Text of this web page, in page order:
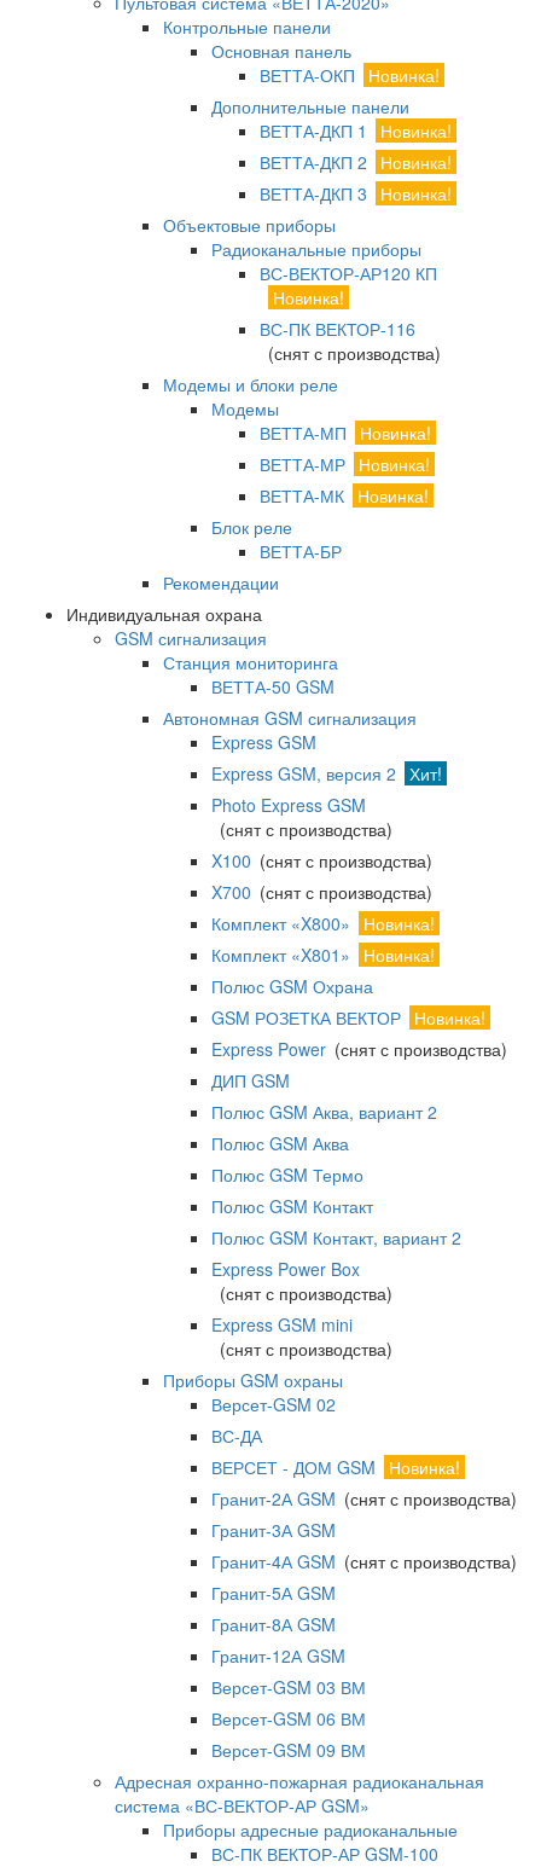
Контрольные панели
Основная панель
ВЕТТА-ОКП
Новинка!
Дополнительные панели
ВЕТТА-ДКП 1
Новинка!
ВЕТТА-ДКП 2
Новинка!
ВЕТТА-ДКП 3
Новинка!
Объектовые приборы
Радиоканальные приборы
ВС-ВЕКТОР-АР120 КП
Новинка!
ВС-ПК ВЕКТОР-116
(снят с производства)
Модемы и блоки реле
Модемы
ВЕТТА-МП
Новинка!
ВЕТТА-МР Новинка!
ВЕТТА-МК Новинка!
Блок реле
ВЕТТА-БР
Рекомендации
Индивидуальная охрана
GSM сигнализация
Станция мониторинга
ВЕТТА-50 GSM
Автономная GSM сигнализация
Express GSM
Express GSM, версия 2 Хит!
Photo Express GSM
(снят с производства)
X100 (снят с производства)
X700 (снят с производства)
Комплект «X800»
Новинка!
Комплект «X801»
Новинка!
Полюс GSM Охрана
GSM РОЗЕТКА ВЕКТОР Новинка!
Express Power (снят с производства)
ДИП GSM
Полюс GSM Аква, вариант 2
Полюс GSM Аква
Полюс GSM Термо
Полюс GSM Контакт
Полюс GSM Контакт, вариант 2
Express Power Box
(снят с производства)
Express GSM mini
(снят с производства)
Приборы GSM охраны
Версет-GSM 02
ВС-ДА
ВЕРСЕТ - ДОМ GSM
Новинка!
Гранит-2А GSM (снят с производства)
Гранит-3А GSM
Гранит-4А GSM (снят с производства)
Гранит-5А GSM
Гранит-8А GSM
Гранит-12А GSM
Версет-GSM 03 ВМ
Версет-GSM 06 ВМ
Версет-GSM 09 ВМ
Адресная охранно-пожарная радиоканальная
система «ВС-ВЕКТОР-АР GSM»
Приборы адресные радиоканальные
ВС-ПК ВЕКТОР-АР GSM-100